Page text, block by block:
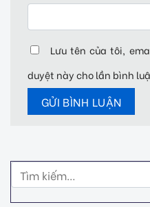
Lưu tên của tôi,
duyệt này cho lần bình